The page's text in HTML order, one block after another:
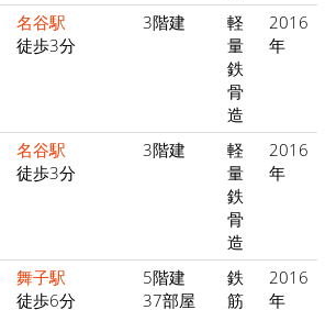
名谷駅
徒歩3分
3階建
軽
量
鉄
骨
造
2016
年
名谷駅
徒歩3分
3階建
軽
量
鉄
骨
造
2016
年
舞子駅
徒歩6分
5階建
37部屋
鉄
筋
2016
年